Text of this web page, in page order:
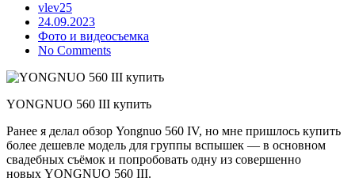
vlev25
Posted
on
24.09.2023
Фото и видеосъемка
No Comments
YONGNUO 560 III купить
Ранее я делал обзор Yongnuo 560 IV, но мне пришлось купить
более дешевле модель для группы вспышек — в основном
свадебных съёмок и попробовать одну из совершенно
новых YONGNUO 560 III.